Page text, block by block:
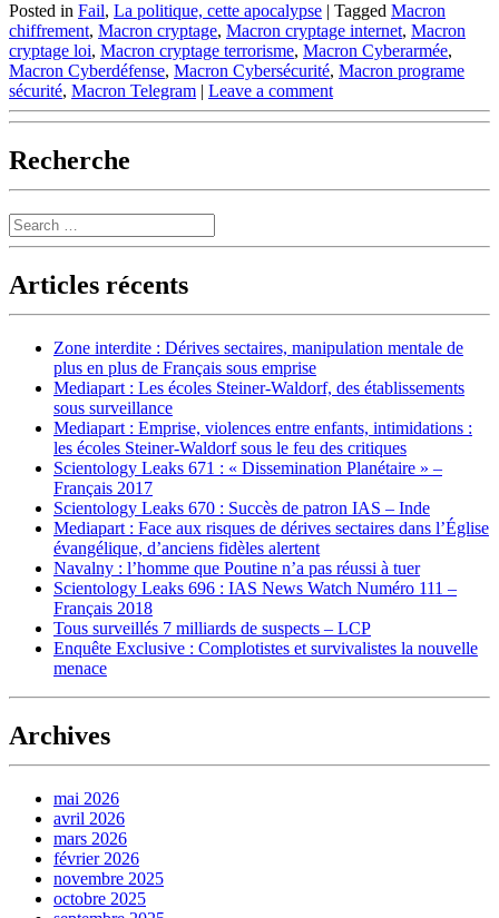
Posted in Fail, La politique, cette apocalypse | Tagged Macron
chiffrement, Macron cryptage, Macron cryptage internet, Macron
cryptage loi, Macron cryptage terrorisme, Macron Cyberarmée,
Macron Cyberdéfense, Macron Cybersécurité, Macron programe
sécurité, Macron Telegram | Leave a comment
Recherche
Search
Articles récents
Zone interdite : Dérives sectaires, manipulation mentale de
plus en plus de Français sous emprise
Mediapart : Les écoles Steiner-Waldorf, des établissements
sous surveillance
Mediapart : Emprise, violences entre enfants, intimidations :
les écoles Steiner-Waldorf sous le feu des critiques
Scientology Leaks 671 : « Dissemination Planétaire » –
Français 2017
Scientology Leaks 670 : Succès de patron IAS – Inde
Mediapart : Face aux risques de dérives sectaires dans l’Église
évangélique, d’anciens fidèles alertent
Navalny : l’homme que Poutine n’a pas réussi à tuer
Scientology Leaks 696 : IAS News Watch Numéro 111 –
Français 2018
Tous surveillés 7 milliards de suspects – LCP
Enquête Exclusive : Complotistes et survivalistes la nouvelle
menace
Archives
mai 2026
avril 2026
mars 2026
février 2026
novembre 2025
octobre 2025